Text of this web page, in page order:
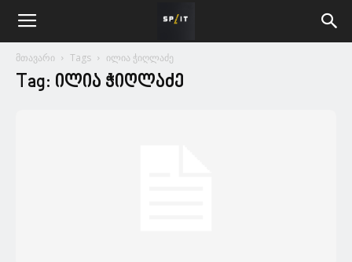
მთავარი Tags ილია ჭიღლაძე
Tag: ილია ჭიღლაძე